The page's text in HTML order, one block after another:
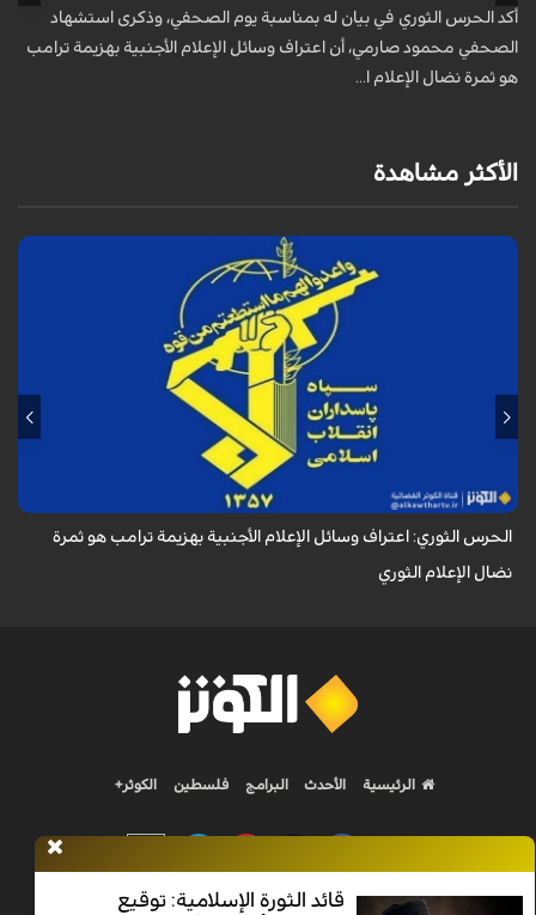
أكد الحرس الثوري في بيان له بمناسبة يوم الصحفي، وذكرى استشهاد
الصحفي محمود صارمي، أن اعتراف وسائل الإعلام الأجنبية بهزيمة ترامب
هو ثمرة نضال الإعلام ا...
الأكثر مشاهدة
أكد الحرس الثوري في بيان له بمناسبة يوم الصحفي، وذكرى استشهاد الصحفي
محمود صارمي، أن اعتراف وسائل الإعلام الأجنبية بهزيمة ترامب هو ثمرة نضال
الحرس الثوري: اعتراف وسائل الإعلام الأجنبية بهزيمة ترامب هو ثمرة
نضال الإعلام الثوري
قائد الثورة الإسلامية: توقيع
الرئيسية الأحدث البرامج فلسطين الكوثر+